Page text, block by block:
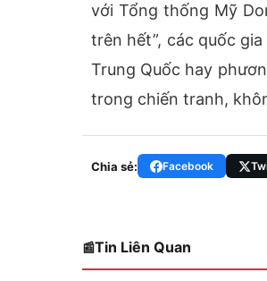
với Tổng thống Mỹ
trên hết”, các quốc
Trung Quốc hay
trong chiến tranh,
Chia sẻ: Facebook
Tin Liên Quan